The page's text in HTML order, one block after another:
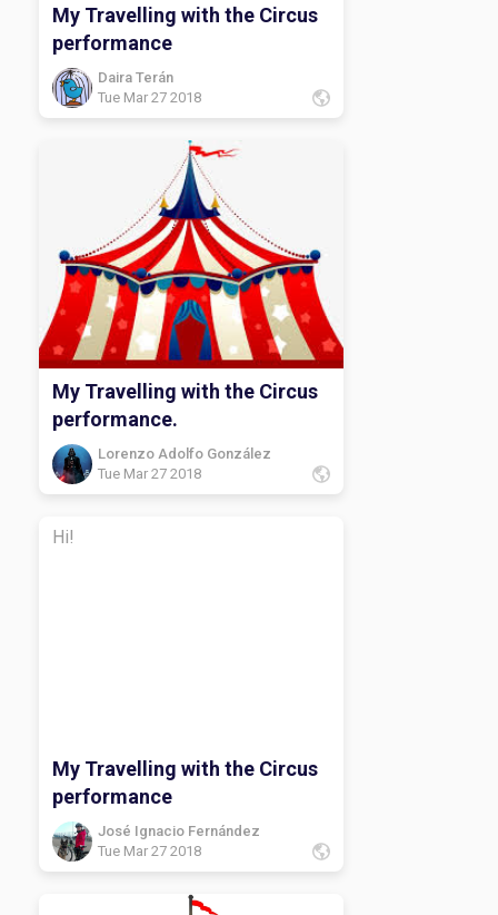
My Travelling with the Circus
performance
Daira Terán
Tue Mar 27 2018
My Travelling with the Circus
performance.
Lorenzo Adolfo González
Tue Mar 27 2018
Hi!
My Travelling with the Circus
performance
José Ignacio Fernández
Tue Mar 27 2018